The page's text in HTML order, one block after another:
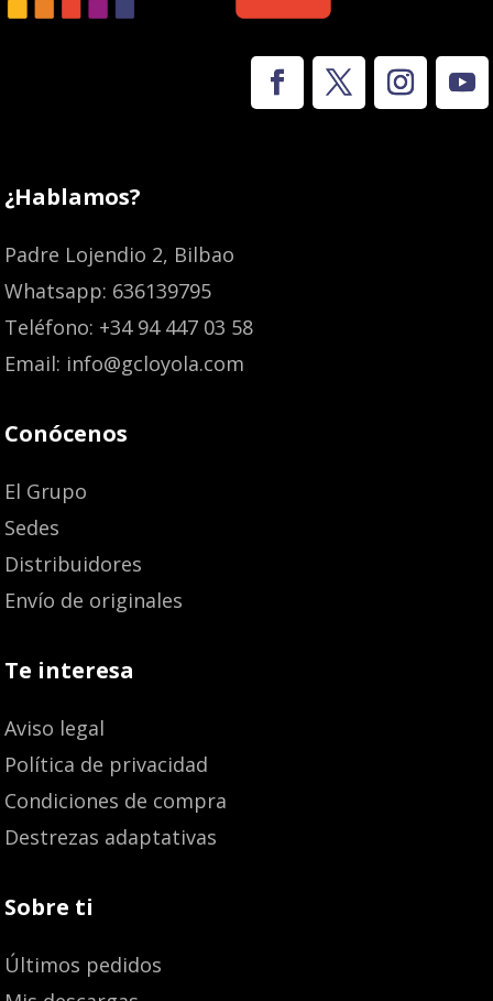
¿Hablamos?
Padre Lojendio 2, Bilbao
Whatsapp: 636139795
Teléfono: +34 94 447 03 58
Email: info@gcloyola.com
Conócenos
El Grupo
Sedes
Distribuidores
Envío de originales
Te interesa
Aviso legal
Política de privacidad
Condiciones de compra
Destrezas adaptativas
Sobre ti
Últimos pedidos